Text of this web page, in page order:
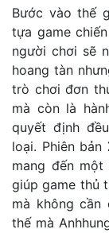
Bước vào thế
tựa game
người chơi sẽ
hoang tàn
trò chơi đơn
mà còn là
quyết định
loại. Phiên bản
mang đến
giúp game thủ
mà không cần
thế mà